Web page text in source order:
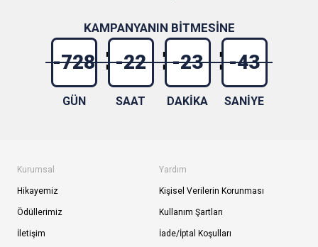
KAMPANYANIN BİTMESİNE
-728
GÜN
-22
SAAT
-23
DAKİKA
-44
SANİYE
Kurumsal
Hikayemiz
Ödüllerimiz
İletişim
Yardım
Kişisel Verilerin Korunması
Kullanım Şartları
İade/İptal Koşulları